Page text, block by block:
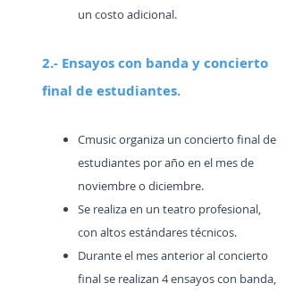
un costo adicional.
2.- Ensayos con banda y concierto
final de estudiantes.
Cmusic organiza un concierto final de
estudiantes por año en el mes de
noviembre o diciembre.
Se realiza en un teatro profesional,
con altos estándares técnicos.
Durante el mes anterior al concierto
final se realizan 4 ensayos con banda,